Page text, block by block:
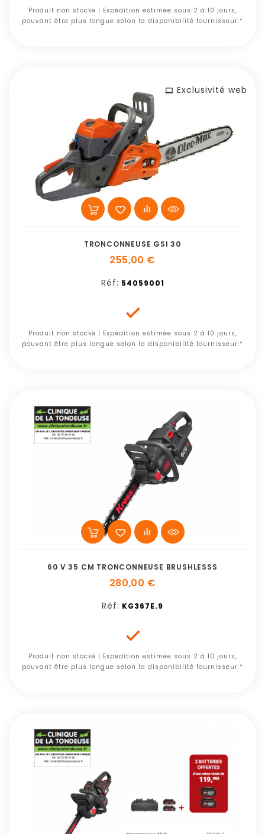
Produit non stocké | Expédition estimée sous 2 à 10 jours,
pouvant être plus longue selon la disponibilité fournisseur.*
Exclusivité web
TRONCONNEUSE GSI 30
255,00 €
Réf: 54059001

Produit non stocké | Expédition estimée sous 2 à 10 jours,
pouvant être plus longue selon la disponibilité fournisseur.*
60 V 35 CM TRONCONNEUSE BRUSHLESSS
280,00 €
Réf: KG367E.9

Produit non stocké | Expédition estimée sous 2 à 10 jours,
pouvant être plus longue selon la disponibilité fournisseur.*